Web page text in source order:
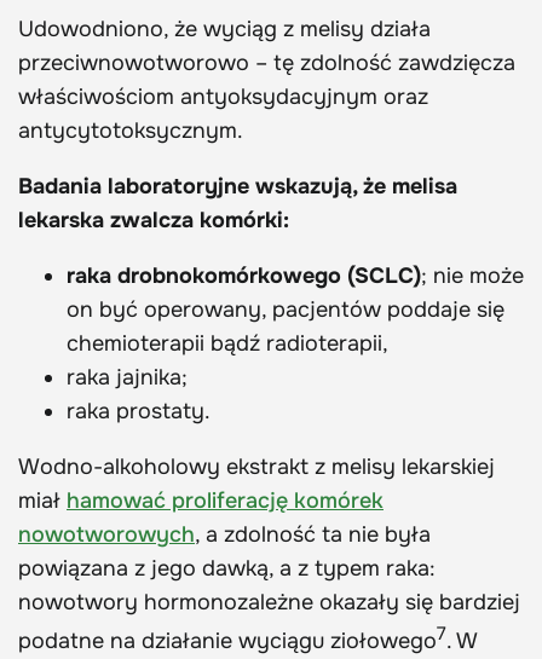
Udowodniono, że wyciąg z melisy działa
przeciwnowotworowo – tę zdolność zawdzięcza
właściwościom antyoksydacyjnym oraz
antycytotoksycznym.
Badania laboratoryjne wskazują, że melisa
lekarska zwalcza komórki:
raka drobnokomórkowego (SCLC); nie może
on być operowany, pacjentów poddaje się
chemioterapii bądź radioterapii,
raka jajnika;
raka prostaty.
Wodno-alkoholowy ekstrakt z melisy lekarskiej
miał hamować proliferację komórek
nowotworowych, a zdolność ta nie była
powiązana z jego dawką, a z typem raka:
nowotwory hormonozależne okazały się bardziej
podatne na działanie wyciągu ziołowego7. W